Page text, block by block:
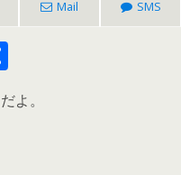
Mail SMS
有
だよ。